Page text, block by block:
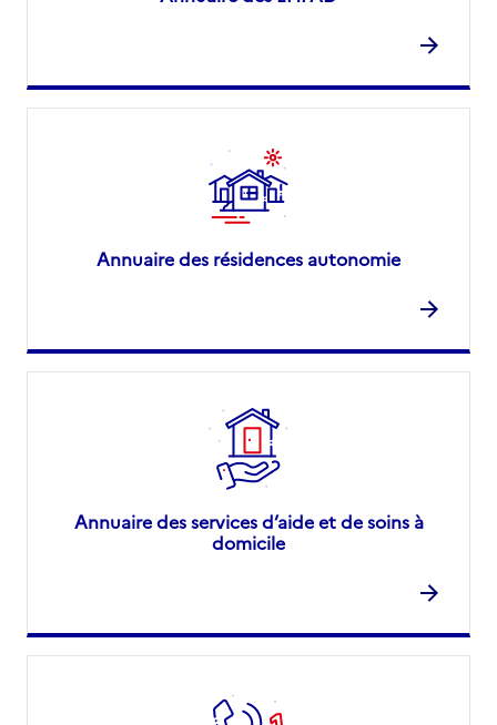
Annuaire des résidences autonomie
Annuaire des services d’aide et de soins à
domicile